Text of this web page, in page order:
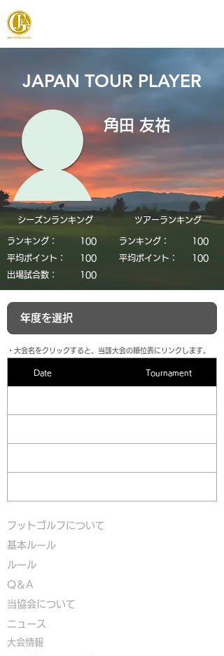
JAPAN TOUR PLAYER
角田 友祐
シーズンランキング
ランキング：
​100
平均ポイント：
​100
​出場試合数：
​100
​ツアーランキング
ランキング：
​100
平均ポイント：
​100
​・大会名をクリックすると、当該大会の順位表にリンクします。
Date Tournament
フットゴルフについて
基本ルール
ルール
Q＆A
​当協会について
​ニュース
大会情報